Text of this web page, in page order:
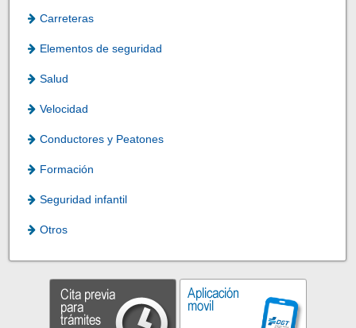
Carreteras
Elementos de seguridad
Salud
Velocidad
Conductores y Peatones
Formación
Seguridad infantil
Otros